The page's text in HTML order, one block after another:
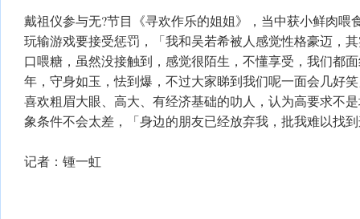
戴祖仪参与无?节目《寻欢作乐的姐姐》，当中获小鲜肉喂
玩输游戏要接受惩罚，「我和吴若希被人感觉性格豪迈，
口喂糖，虽然没接触到，感觉很陌生，不懂享受，我们都
年，守身如玉，怯到爆，不过大家睇到我们呢一面会几好
喜欢粗眉大眼、高大、有经济基础的叻人，认为高要求不
象条件不会太差，「身边的朋友已经放弃我，批我难以找
记者：锺一虹